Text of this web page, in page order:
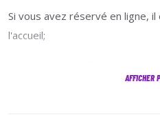
Si vous avez réservé en ligne,
l'accueil;
AFFICHER